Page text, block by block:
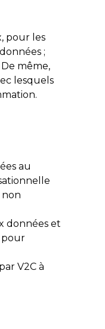
pour les
;
même,
lesquels
au
non
données et
pour
V2C à